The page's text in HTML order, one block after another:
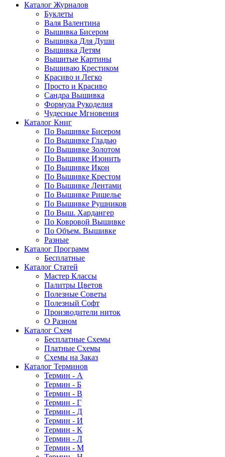
Каталог Журналов
Буклеты
Валя Валентина
Вышивка Бисером
Вышивка Для Души
Вышивка Детям
Вышитые Картины
Вышиваю Крестиком
Красиво и Легко
Просто и Красиво
Сандра Вышивка
Формула Рукоделия
Чудесные Мгновения
Каталог Книг
По Вышивке Бисером
По Вышивке Гладью
По Вышивке Золотом
По Вышивке Изонить
По Вышивке Икон
По Вышивке Крестом
По Вышивке Лентами
По Вышивке Ришелье
По Вышивке Рушников
По Выш. Хардангер
По Ковровой Вышивке
По Объем. Вышивке
Разные
Каталог Программ
Бесплатные
Каталог Статей
Мастер Классы
Палитры Цветов
Полезные Советы
Полезный Софт
Производители ниток
О Разном
Каталог Схем
Бесплатные Схемы
Платные Схемы
Схемы на Заказ
Каталог Терминов
Термин - А
Термин - Б
Термин - В
Термин - Г
Термин - Д
Термин - И
Термин - К
Термин - Л
Термин - М